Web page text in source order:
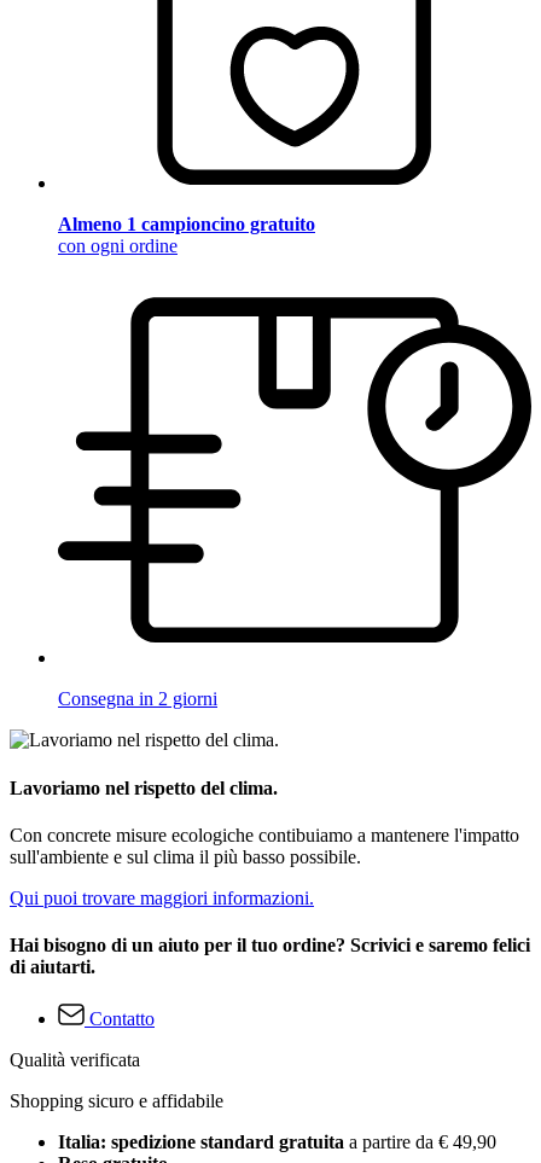
Almeno 1 campioncino gratuito
con ogni ordine
Consegna in 2 giorni
Lavoriamo nel rispetto del clima.
Con concrete misure ecologiche contibuiamo a mantenere l'impatto
sull'ambiente e sul clima il più basso possibile.
Qui puoi trovare maggiori informazioni.
Hai bisogno di un aiuto per il tuo ordine? Scrivici e saremo felici
di aiutarti.
Contatto
Qualità verificata
Shopping sicuro e affidabile
Italia: spedizione standard gratuita a partire da € 49,90